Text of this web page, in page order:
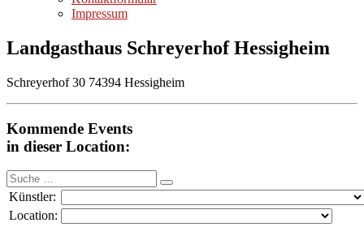
Impressum
Landgasthaus Schreyerhof Hessigheim
Schreyerhof 30 74394 Hessigheim
Kommende Events
in dieser Location:
Suche
nach:
Künstler:
Location: